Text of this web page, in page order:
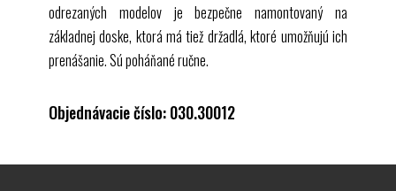
odrezaných modelov je bezpečne namontovaný na
základnej doske, ktorá má tiež držadlá, ktoré umožňujú ich
prenášanie. Sú poháňané ručne.
Objednávacie číslo: 030.30012